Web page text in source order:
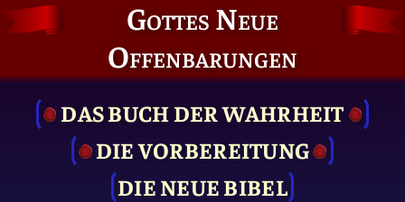
Gottes Neue
Offenbarungen
DAS BUCH DER WAHRHEIT
DIE VOR­BEREITUNG
DIE NEUE BIBEL